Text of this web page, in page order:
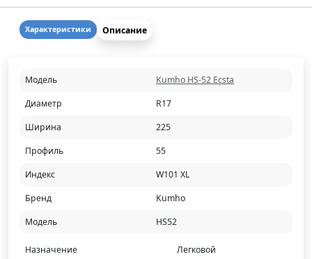
Характеристики Описание
Модель
Kumho HS-52 Ecsta
Диаметр
R17
Ширина
225
Профиль
55
Индекс
W101 XL
Бренд
Kumho
Модель
HS52
Назначение Легковой